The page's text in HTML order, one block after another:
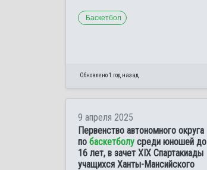
Баскетбол
Обновлено 1 год назад
9 апреля 2025
Первенство автономного округа
по баскетболу среди юношей до
16 лет, в зачет XIX Спартакиады
учащихся Ханты-Мансийского